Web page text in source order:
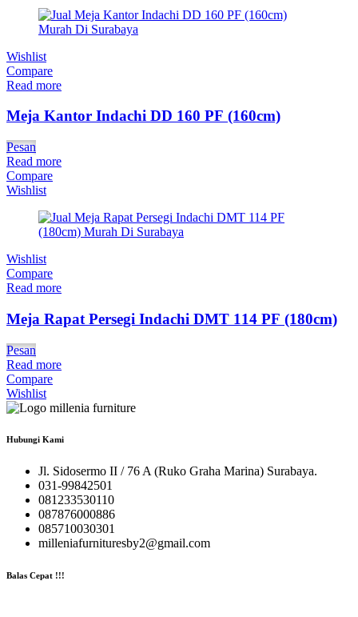
Wishlist
Compare
Read more
Meja Kantor Indachi DD 160 PF (160cm)
Pesan
Read more
Compare
Wishlist
Wishlist
Compare
Read more
Meja Rapat Persegi Indachi DMT 114 PF (180cm)
Pesan
Read more
Compare
Wishlist
Hubungi Kami
Jl. Sidosermo II / 76 A (Ruko Graha Marina) Surabaya.
031-99842501
081233530110
087876000886
085710030301
milleniafurnituresby2@gmail.com
Balas Cepat !!!